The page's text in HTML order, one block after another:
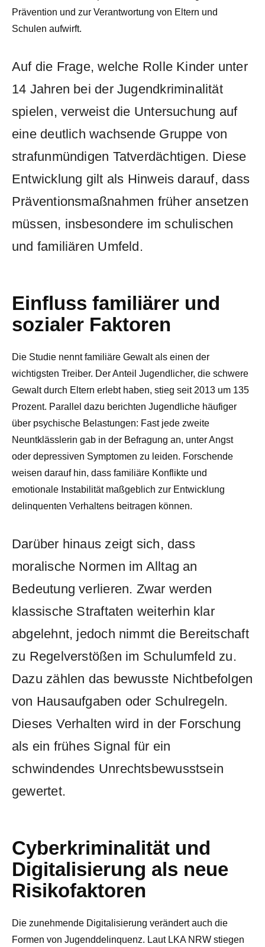
Prävention und zur Verantwortung von Eltern und
Schulen aufwirft.
Auf die Frage, welche Rolle Kinder unter
14 Jahren bei der Jugendkriminalität
spielen, verweist die Untersuchung auf
eine deutlich wachsende Gruppe von
strafunmündigen Tatverdächtigen. Diese
Entwicklung gilt als Hinweis darauf, dass
Präventionsmaßnahmen früher ansetzen
müssen, insbesondere im schulischen
und familiären Umfeld.
Einfluss familiärer und
sozialer Faktoren
Die Studie nennt familiäre Gewalt als einen der
wichtigsten Treiber. Der Anteil Jugendlicher, die schwere
Gewalt durch Eltern erlebt haben, stieg seit 2013 um 135
Prozent. Parallel dazu berichten Jugendliche häufiger
über psychische Belastungen: Fast jede zweite
Neuntklässlerin gab in der Befragung an, unter Angst
oder depressiven Symptomen zu leiden. Forschende
weisen darauf hin, dass familiäre Konflikte und
emotionale Instabilität maßgeblich zur Entwicklung
delinquenten Verhaltens beitragen können.
Darüber hinaus zeigt sich, dass
moralische Normen im Alltag an
Bedeutung verlieren. Zwar werden
klassische Straftaten weiterhin klar
abgelehnt, jedoch nimmt die Bereitschaft
zu Regelverstößen im Schulumfeld zu.
Dazu zählen das bewusste Nichtbefolgen
von Hausaufgaben oder Schulregeln.
Dieses Verhalten wird in der Forschung
als ein frühes Signal für ein
schwindendes Unrechtsbewusstsein
gewertet.
Cyberkriminalität und
Digitalisierung als neue
Risikofaktoren
Die zunehmende Digitalisierung verändert auch die
Formen von Jugenddelinquenz. Laut LKA NRW stiegen